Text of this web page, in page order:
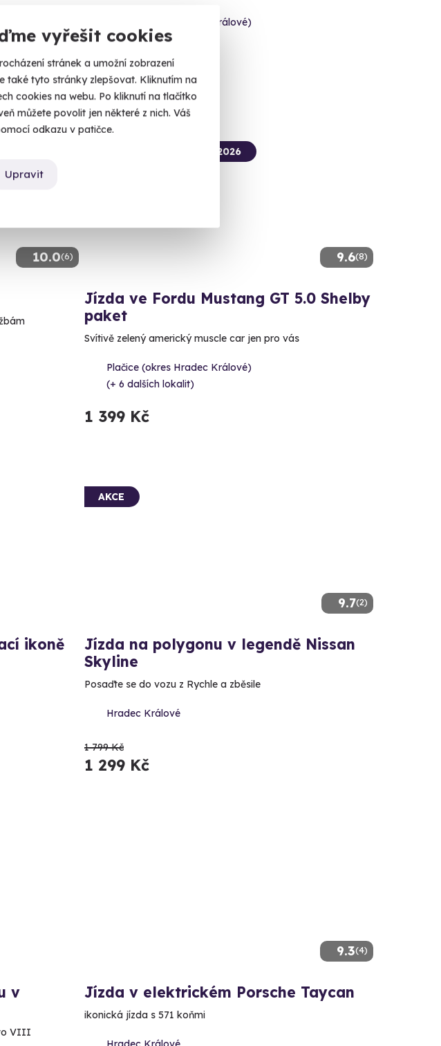
vyřešit cookies
stránek a umožní zobrazení
také tyto stránky zlepšovat. Kliknutím na
cookies na webu. Po kliknutí na tlačítko
můžete povolit jen některé z nich. Váš
odkazu v patičce.
Upravit
Plačice (okres Hradec Králové)
(+ 6 dalších lokalit)
1 399 Kč
10.0(6) 9.6(8)
Volný termín už 08. 08. 2026
Jízda ve Fordu Mustang GT 5.0 Shelby
paket
Svítivě zelený americký muscle car jen pro vás
Plačice (okres Hradec Králové)
(+ 6 dalších lokalit)
1 399 Kč
ikoně
9.7(2)
AKCE
Jízda na polygonu v legendě Nissan
Skyline
Posaďte se do vozu z Rychle a zběsile
Hradec Králové
1 799 Kč
1 299 Kč
v
VIII
9.3(4)
Jízda v elektrickém Porsche Taycan
ikonická jízda s 571 koňmi